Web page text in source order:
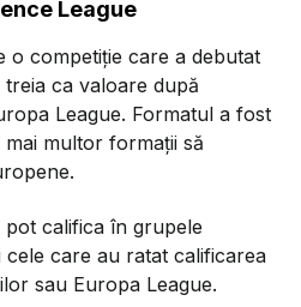
League
o competiție care a debutat
ca valoare după
League. Formatul a fost
multor formații să
califica în grupele
cele care au ratat calificarea
sau Europa League.